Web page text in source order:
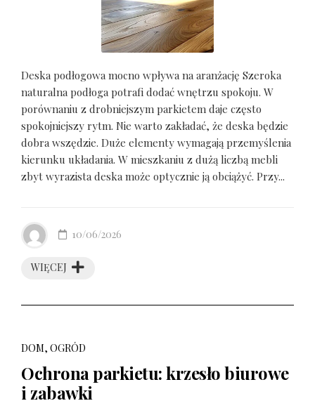
Deska podłogowa mocno wpływa na aranżację Szeroka
naturalna podłoga potrafi dodać wnętrzu spokoju. W
porównaniu z drobniejszym parkietem daje często
spokojniejszy rytm. Nie warto zakładać, że deska będzie
dobra wszędzie. Duże elementy wymagają przemyślenia
kierunku układania. W mieszkaniu z dużą liczbą mebli
zbyt wyrazista deska może optycznie ją obciążyć. Przy...
WIĘCEJ
10/06/2026
DOM, OGRÓD
Ochrona parkietu: krzesło biurowe
i zabawki